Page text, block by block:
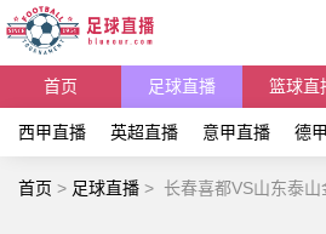
首页 足球直播 篮球直
西甲直播 英超直播 意甲直播 德
首页 > 足球直播 > 长春喜都VS山东泰山